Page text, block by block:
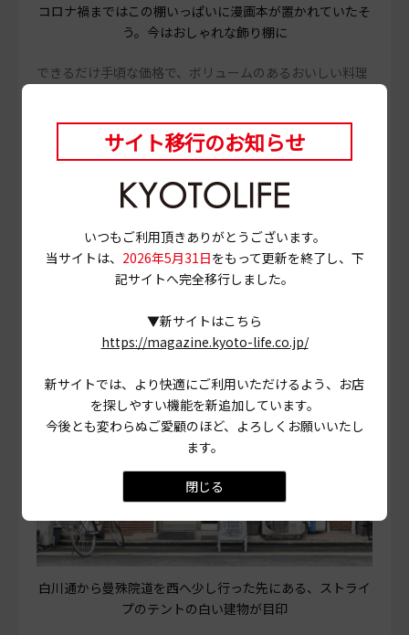
コロナ禍まではこの棚いっぱいに漫画本が置かれていたそ
う。今はおしゃれな飾り棚に
できるだけ手頃な価格で、ボリュームのあるおいしい料理
袋と日々の活力を支えてきた。アルコールも楽しめ、夜に
はビールやワインを片手に、一日の疲れをゆっくり癒やす
本格的な味を楽しめる希有な一軒。
愛情こもった確かな味に出会える、街のグルメ
白川通から曼殊院道を西へ少し行った先にある、ストライ
プのテントの白い建物が目印
サイト移行のお知らせ
いつもご利用頂きありがとうございます。
当サイトは、 2026年5月31日をもって更新を終了し、下
記サイトへ完全移行しました。
▼新サイトはこちら
https://magazine.kyoto-life.co.jp/
新サイトでは、より快適にご利用いただけるよう、お店
を探しやすい機能を新追加しています。
今後とも変わらぬご愛顧のほど、よろしくお願いいたし
ます。
閉じる